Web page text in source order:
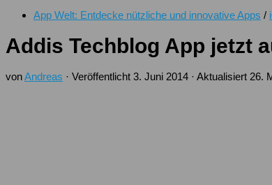
App Welt: Entdecke nützliche und innovative Apps /
Addis Techblog App jetzt
vonAndreas · Veröffentlicht 3. Juni 2014 · Aktualisiert 26.